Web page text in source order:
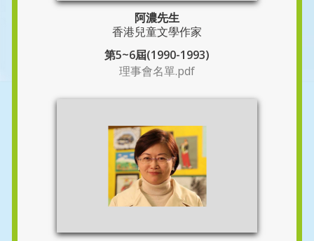
阿濃先生
香港兒童文學作家
第5~6屆(1990-1993)
理事會名單.pdf